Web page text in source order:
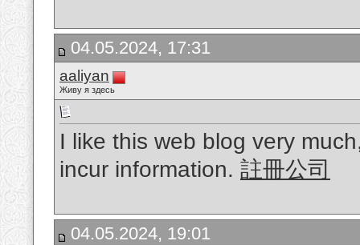
04.05.2024, 17:31
aaliyan
Живу я здесь
I like this web blog very
incur information. 註冊公司
04.05.2024, 19:01